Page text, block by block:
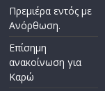
Πρεμιέρα εντός με
Ανόρθωση.
Επίσημη
ανακοίνωση για
Καρώ